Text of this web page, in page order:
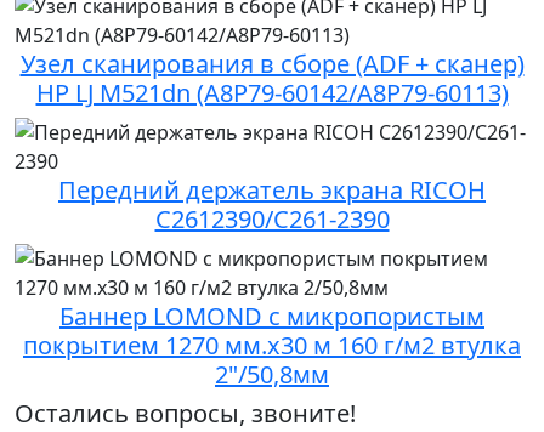
Узел сканирования в сборе (ADF + сканер)
HP LJ M521dn (A8P79-60142/A8P79-60113)
Передний держатель экрана RICOH
C2612390/C261-2390
Баннер LOMOND с микропористым
покрытием 1270 мм.х30 м 160 г/м2 втулка
2"/50,8мм
Остались вопросы, звоните!